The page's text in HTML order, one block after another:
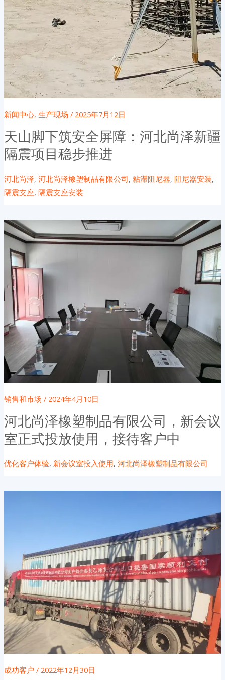
新闻中心, 生产现场 / 2025年7月12日
天山脚下筑安全屏障：河北尚泽新疆
隔震项目稳步推进
河北尚泽, 河北尚泽橡塑制品有限公司, 粘滞阻尼器, 阻尼器安装,
隔震支座, 隔震支座安装
销售和市场 / 2024年4月10日
河北尚泽橡塑制品有限公司，新会议
室正式投放使用，接待客户中
优化客户体验, 新会议室投入使用, 河北尚泽橡塑制品有限公司
成功客户 / 2022年12月30日